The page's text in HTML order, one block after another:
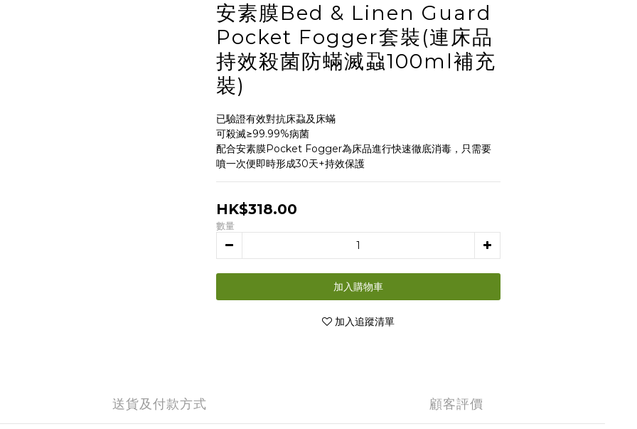
安素膜Bed & Linen Guard
Pocket Fogger套裝(連床品
持效殺菌防蟎滅蝨100ml補充
裝)
已驗證有效對抗床蝨及床蟎
可殺滅≥99.99%病菌
配合安素膜Pocket Fogger為床品進行快速徹底消毒，只需要
噴一次便即時形成30天+持效保護
HK$318.00
數量
加入購物車
加入追蹤清單
送貨及付款方式 顧客評價